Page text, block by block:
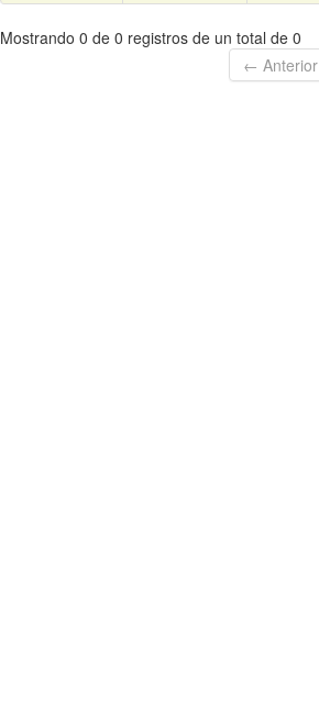
Mostrando 0 de 0 registros de un total de 0
← Anterior